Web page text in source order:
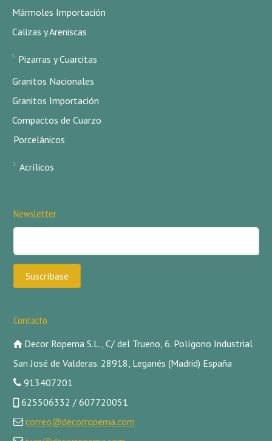
Mármoles Importación
Calizas y Areniscas
Pizarras y Cuarcitas
Granitos Nacionales
Granitos Importación
Compactos de Cuarzo
Porcelánicos
Acrílicos
Newsletter
Contacto
Decor Ropema S.L., C/ del Trueno, 6. Polígono Industrial
San José de Valderas. 28918, Leganés (Madrid) España
913407201
625506332 / 607720051
correo@decorropema.com